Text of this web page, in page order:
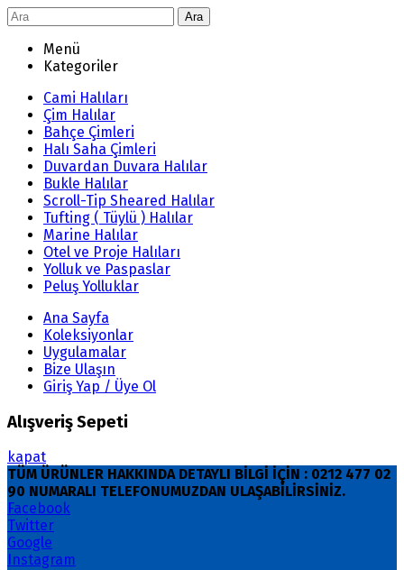
Ara
Menü
Kategoriler
Cami Halıları
Çim Halılar
Bahçe Çimleri
Halı Saha Çimleri
Duvardan Duvara Halılar
Bukle Halılar
Scroll-Tip Sheared Halılar
Tufting ( Tüylü ) Halılar
Marine Halılar
Otel ve Proje Halıları
Yolluk ve Paspaslar
Peluş Yolluklar
Ana Sayfa
Koleksiyonlar
Uygulamalar
Bize Ulaşın
Giriş Yap / Üye Ol
Alışveriş Sepeti
kapat
TÜM ÜRÜNLER HAKKINDA DETAYLI BİLGİ İÇİN : 0212 477 02
90 NUMARALI TELEFONUMUZDAN ULAŞABİLİRSİNİZ.
Facebook
Twitter
Google
Instagram